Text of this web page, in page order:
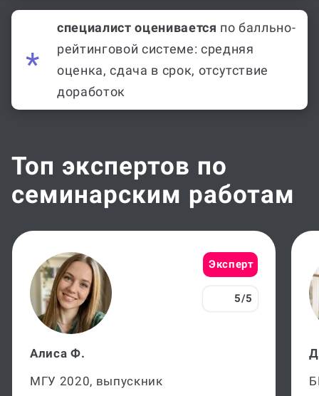
специалист оценивается по балльно-
рейтинговой системе: средняя
оценка, сдача в срок, отсутствие
доработок
Топ экспертов по
семинарским работам
Эксперт
5/5
Алиса Ф.
МГУ 2020, выпускник